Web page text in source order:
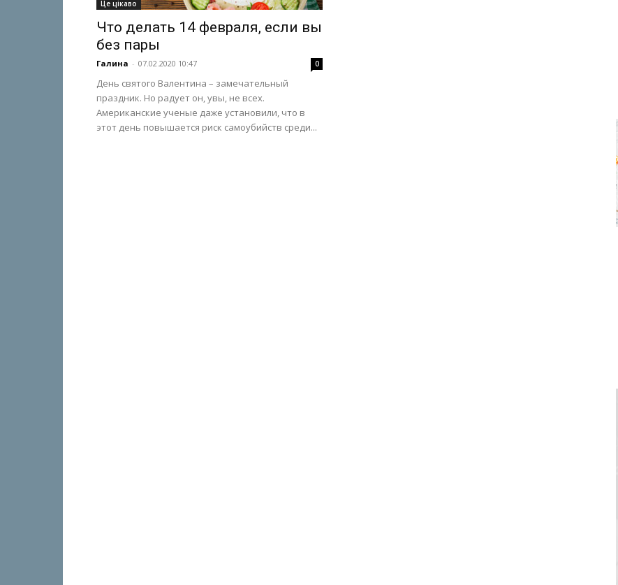
Це цікаво
Что делать 14 февраля, если вы
без пары
Галина - 07.02.2020 10:47 0
День святого Валентина – замечательный
праздник. Но радует он, увы, не всех.
Американские ученые даже установили, что в
этот день повышается риск самоубийств среди...